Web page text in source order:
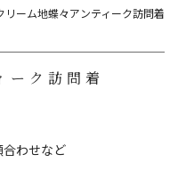
リーム地蝶々アンティーク訪問着
ーク訪問着
わせなど